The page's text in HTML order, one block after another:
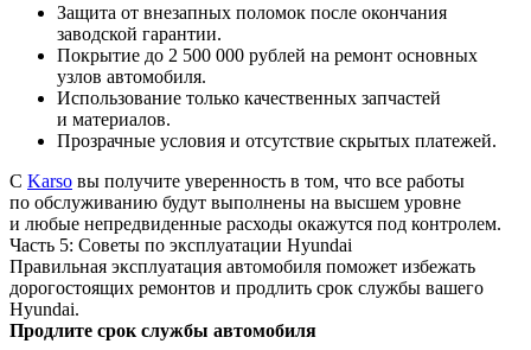
Защита от внезапных поломок после окончания
заводской гарантии.
Покрытие до 2 500 000 рублей на ремонт основных
узлов автомобиля.
Использование только качественных запчастей
и материалов.
Прозрачные условия и отсутствие скрытых платежей.
С Karso вы получите уверенность в том, что все работы
по обслуживанию будут выполнены на высшем уровне
и любые непредвиденные расходы окажутся под контролем.
Часть 5: Советы по эксплуатации Hyundai
Правильная эксплуатация автомобиля поможет избежать
дорогостоящих ремонтов и продлить срок службы вашего
Hyundai.
Продлите срок службы автомобиля